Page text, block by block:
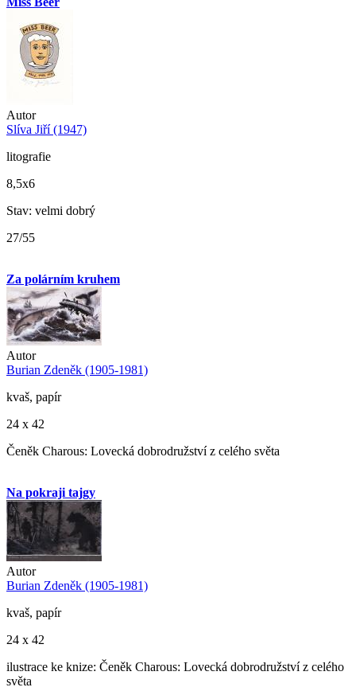
Autor
Slíva Jiří (1947)
litografie
8,5x6
Stav: velmi dobrý
27/55
Za polárním kruhem
Autor
Burian Zdeněk (1905-1981)
kvaš, papír
24 x 42
Čeněk Charous: Lovecká dobrodružství z celého světa
Na pokraji tajgy
Autor
Burian Zdeněk (1905-1981)
kvaš, papír
24 x 42
ilustrace ke knize: Čeněk Charous: Lovecká dobrodružství z celého
světa